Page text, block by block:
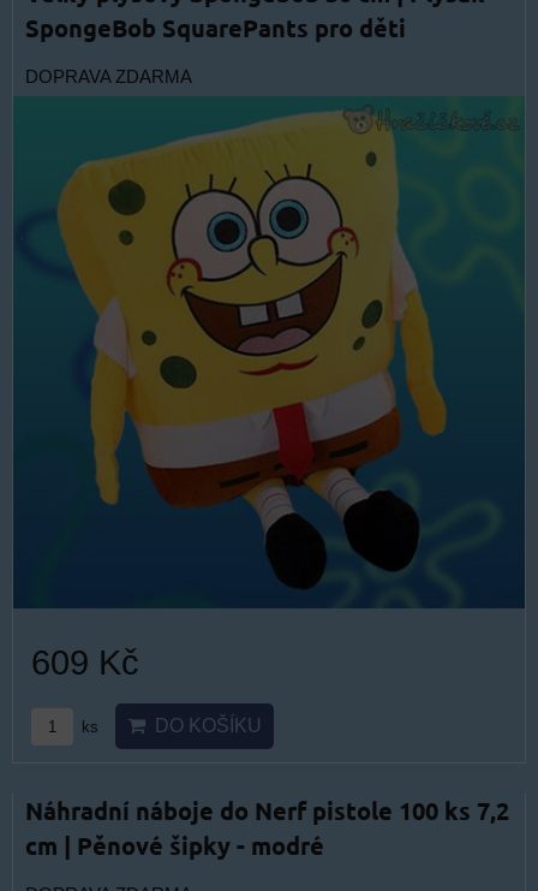
SpongeBob SquarePants pro děti
DOPRAVA ZDARMA
609 Kč
ks DO KOŠÍKU
Náhradní náboje do Nerf pistole 100 ks 7,2
cm | Pěnové šipky - modré